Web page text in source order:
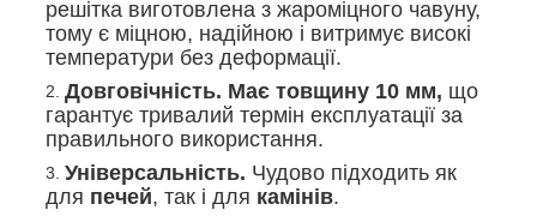
решітка виготовлена з жароміцного чавуну,
тому є міцною, надійною і витримує високі
температури без деформації.
Довговічність. Має товщину 10 мм, що
гарантує тривалий термін експлуатації за
правильного використання.
Універсальність. Чудово підходить як
для печей, так і для камінів.